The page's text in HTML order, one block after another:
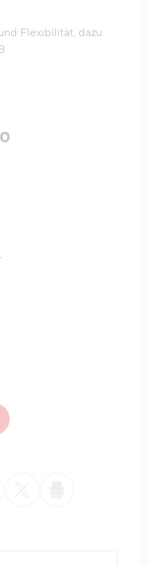
Flexibilität, dazu